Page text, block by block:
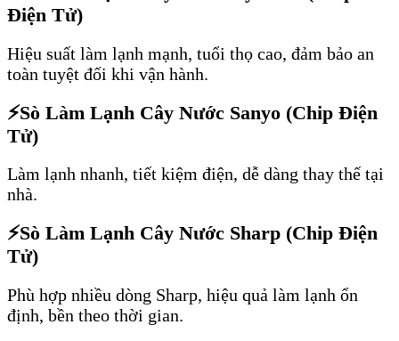
Điện Tử)
Hiệu suất làm lạnh mạnh, tuổi thọ cao, đảm bảo an
toàn tuyệt đối khi vận hành.
⚡Sò Làm Lạnh Cây Nước Sanyo (Chip Điện
Tử)
Làm lạnh nhanh, tiết kiệm điện, dễ dàng thay thế tại
nhà.
⚡Sò Làm Lạnh Cây Nước Sharp (Chip Điện
Tử)
Phù hợp nhiều dòng Sharp, hiệu quả làm lạnh ổn
định, bền theo thời gian.